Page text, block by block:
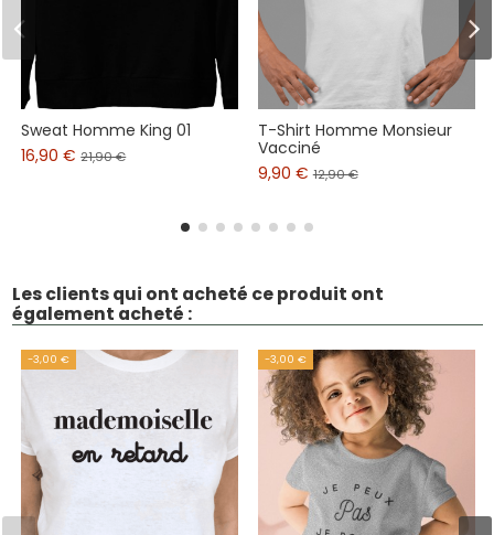
Sweat Homme King 01
16,90 €21,90 €
T-Shirt Homme Monsieur
Vacciné
9,90 €12,90 €
Les clients qui ont acheté ce produit ont
également acheté :
-3,00 € -3,00 €